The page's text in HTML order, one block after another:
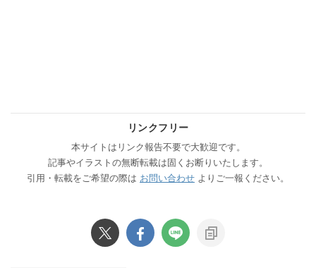
リンクフリー
本サイトはリンク報告不要で大歓迎です。
記事やイラストの無断転載は固くお断りいたします。
引用・転載をご希望の際は お問い合わせ よりご一報ください。